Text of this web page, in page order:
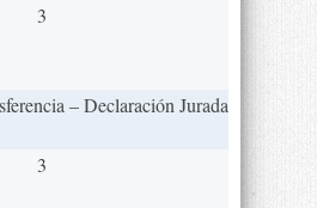
3
– Declaración Jurada
3